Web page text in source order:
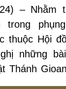
– Nhằm
trong
thuộc Hội
những
Thánh